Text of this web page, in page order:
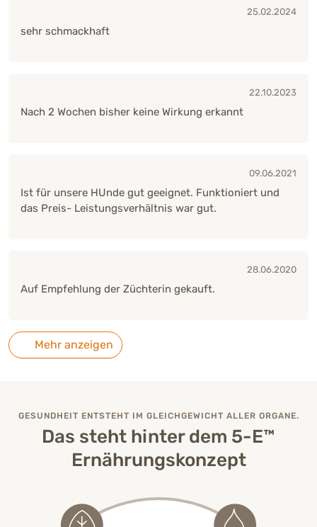
25.02.2024
sehr schmackhaft
22.10.2023
Nach 2 Wochen bisher keine Wirkung erkannt
09.06.2021
Ist für unsere HUnde gut geeignet. Funktioniert und
das Preis- Leistungsverhältnis war gut.
28.06.2020
Auf Empfehlung der Züchterin gekauft.
Mehr anzeigen
GESUNDHEIT ENTSTEHT IM GLEICHGEWICHT ALLER ORGANE.
Das steht hinter dem 5-E™
Ernährungskonzept